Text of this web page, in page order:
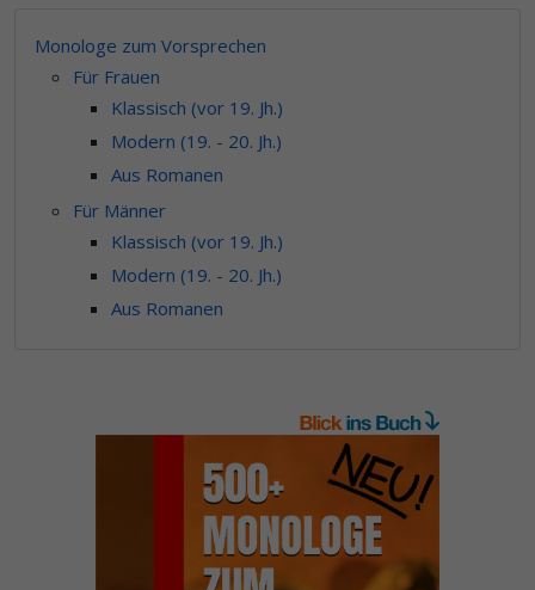
Monologe zum Vorsprechen
Für Frauen
Klassisch (vor 19. Jh.)
Modern (19. - 20. Jh.)
Aus Romanen
Für Männer
Klassisch (vor 19. Jh.)
Modern (19. - 20. Jh.)
Aus Romanen